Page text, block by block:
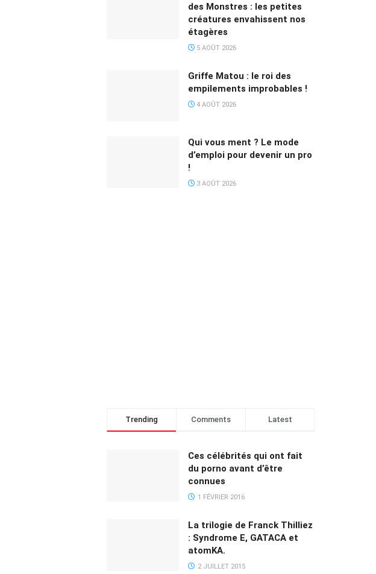
des Monstres : les petites
créatures envahissent nos
étagères
5 AOÛT 2026
Griffe Matou : le roi des
empilements improbables !
4 AOÛT 2026
Qui vous ment ? Le mode
d’emploi pour devenir un pro
!
3 AOÛT 2026
Trending Comments Latest
Ces célébrités qui ont fait
du porno avant d’être
connues
1 FÉVRIER 2016
La trilogie de Franck Thilliez
: Syndrome E, GATACA et
atomKA.
2 JUILLET 2015